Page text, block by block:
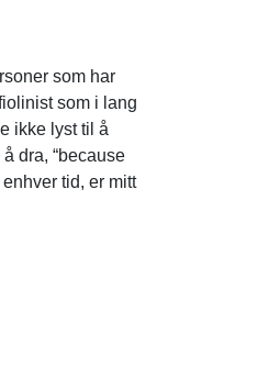
som har
som i lang
ikke lyst til å
dra, “because
tid, er mitt